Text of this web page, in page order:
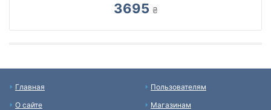
3695 ₴
Главная
О сайте
Пользователям
Магазинам